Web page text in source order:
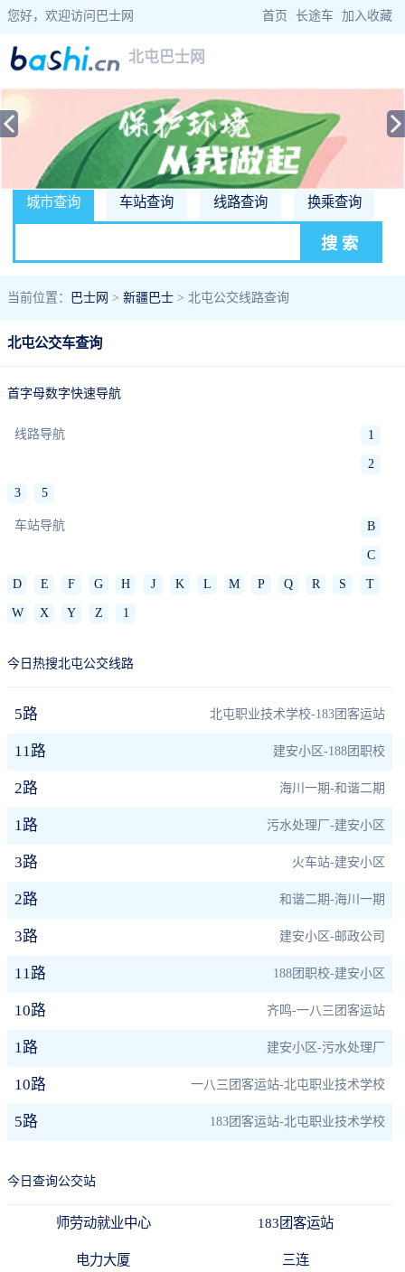
您好，欢迎访问巴士网 首页 长途车 加入收藏
北屯巴士网
城市查询 车站查询 线路查询 换乘查询
当前位置： 巴士网 > 新疆巴士 > 北屯公交线路查询
北屯公交车查询
首字母数字快速导航
线路导航 1
2
3 5
车站导航 B
C
D E F G H J K L M P Q R S T
W X Y Z 1
今日热搜北屯公交线路
5路 北屯职业技术学校-183团客运站
11路 建安小区-188团职校
2路 海川一期-和谐二期
1路 污水处理厂-建安小区
3路 火车站-建安小区
2路 和谐二期-海川一期
3路 建安小区-邮政公司
11路 188团职校-建安小区
10路 齐鸣-一八三团客运站
1路 建安小区-污水处理厂
10路 一八三团客运站-北屯职业技术学校
5路 183团客运站-北屯职业技术学校
今日查询公交站
师劳动就业中心 183团客运站
电力大厦 三连